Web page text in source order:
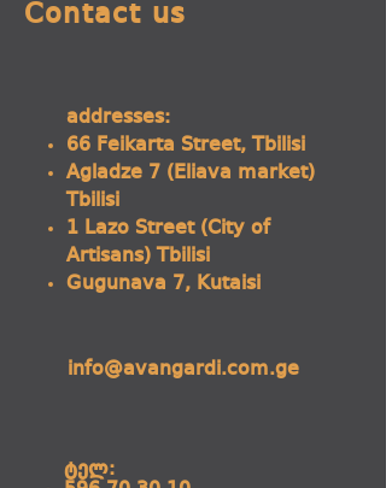
Contact us
addresses:
66 Feikarta Street, Tbilisi
Agladze 7 (Eliava market)
Tbilisi
1 Lazo Street (City of
Artisans) Tbilisi
Gugunava 7, Kutaisi
info@avangardi.com.ge
ტელ: